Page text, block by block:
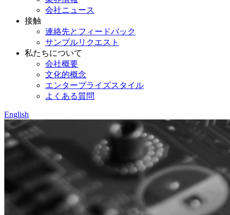
会社ニュース
接触
連絡先とフィードバック
サンプルリクエスト
私たちについて
会社概要
文化的概念
エンタープライズスタイル
よくある質問
English